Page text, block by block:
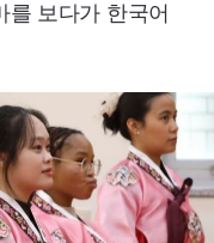
보다가 한국어